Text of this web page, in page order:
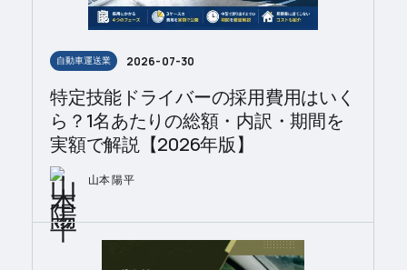
自動車運送業 2026-07-30
特定技能ドライバーの採用費用はいく
ら？1名あたりの総額・内訳・期間を
実額で解説【2026年版】
山本 陽平